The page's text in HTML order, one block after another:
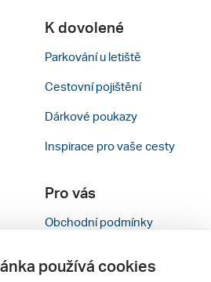
K dovolené
Parkování u letiště
Cestovní pojištění
Dárkové poukazy
Inspirace pro vaše cesty
Pro vás
Obchodní podmínky
používá cookies